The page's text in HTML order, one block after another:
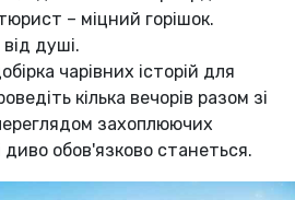
– міцний горішок.
душі.
чарівних історій для
кілька вечорів разом зі
захоплюючих
диво обов'язково станеться.